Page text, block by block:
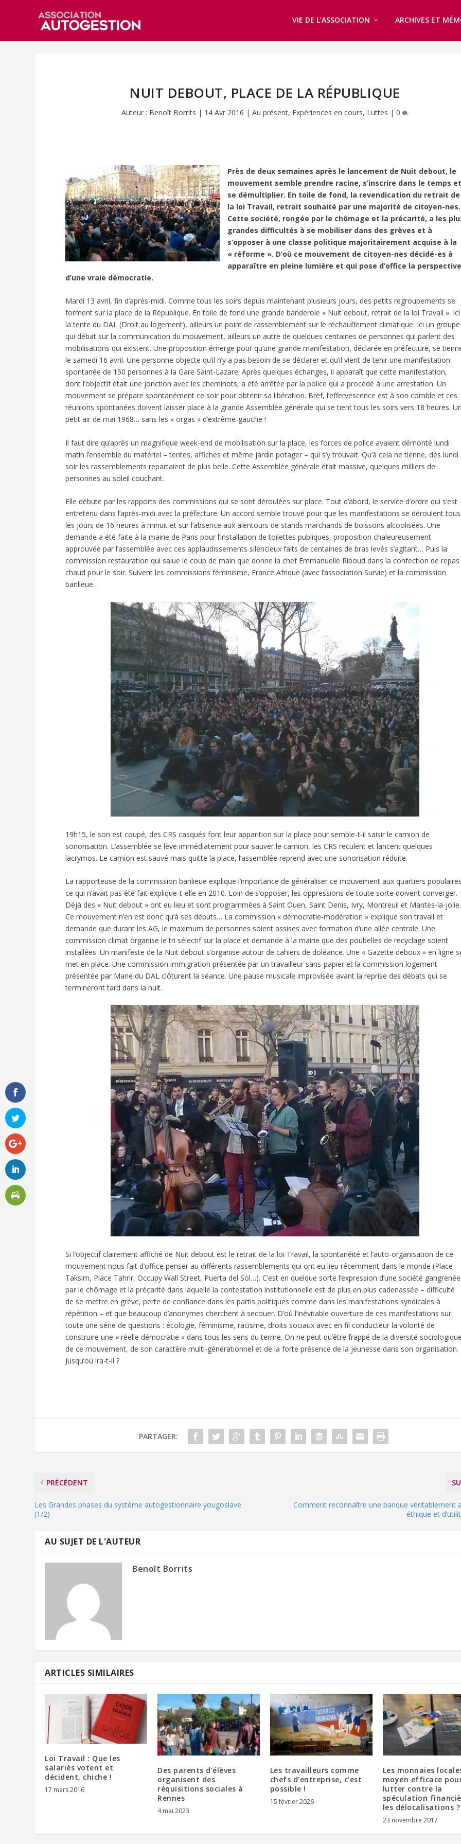
VIE DE L’ASSOCIATION ARCHIVES ET
NUIT DEBOUT, PLACE DE LA RÉPUBLIQUE
Auteur : Benoît Borrits | 14 Avr 2016 | Au présent, Expériences en cours, Luttes | 0
Près de deux semaines après le lancement de Nuit debout, le
mouvement semble prendre racine, s’inscrire dans le temps
se démultiplier. En toile de fond, la revendication du retrait de
la loi Travail, retrait souhaité par une majorité de citoyen-nes.
Cette société, rongée par le chômage et la précarité, a les
grandes difficultés à se mobiliser dans des grèves et à
s’opposer à une classe politique majoritairement acquise à la
« réforme ». D’où ce mouvement de citoyen-nes décidé-es à
apparaître en pleine lumière et qui pose d’office la
d’une vraie démocratie.
Mardi 13 avril, fin d’après-midi. Comme tous les soirs depuis maintenant plusieurs jours, des petits regroupements se
forment sur la place de la République. En toile de fond une grande banderole « Nuit debout, retrait de la loi Travail ». Ici
la tente du DAL (Droit au logement), ailleurs un point de rassemblement sur le réchauffement climatique. Ici un groupe
qui débat sur la communication du mouvement, ailleurs un autre de quelques centaines de personnes qui parlent des
mobilisations qui existent. Une proposition émerge pour qu’une grande manifestation, déclarée en préfecture, se
le samedi 16 avril. Une personne objecte qu’il n’y a pas besoin de se déclarer et qu’il vient de tenir une manifestation
spontanée de 150 personnes à la Gare Saint-Lazare. Après quelques échanges, il apparaît que cette manifestation,
dont l’objectif était une jonction avec les cheminots, a été arrêtée par la police qui a procédé à une arrestation. Un
mouvement se prépare spontanément ce soir pour obtenir sa libération. Bref, l’effervescence est à son comble et ces
réunions spontanées doivent laisser place à la grande Assemblée générale qui se tient tous les soirs vers 18 heures.
petit air de mai 1968… sans les « orgas » d’extrême-gauche !
Il faut dire qu’après un magnifique week-end de mobilisation sur la place, les forces de police avaient démonté lundi
matin l’ensemble du matériel – tentes, affiches et même jardin potager – qui s’y trouvait. Qu’à cela ne tienne, dès lundi
soir les rassemblements repartaient de plus belle. Cette Assemblée générale était massive, quelques milliers de
personnes au soleil couchant.
Elle débute par les rapports des commissions qui se sont déroulées sur place. Tout d’abord, le service d’ordre qui s’est
entretenu dans l’après-midi avec la préfecture. Un accord semble trouvé pour que les manifestations se déroulent tous
les jours de 16 heures à minuit et sur l’absence aux alentours de stands marchands de boissons alcoolisées. Une
demande a été faite à la mairie de Paris pour l’installation de toilettes publiques, proposition chaleureusement
approuvée par l’assemblée avec ces applaudissements silencieux faits de centaines de bras levés s’agitant… Puis la
commission restauration qui salue le coup de main que donne la chef Emmanuelle Riboud dans la confection de repas
chaud pour le soir. Suivent les commissions féminisme, France Afrique (avec l’association Survie) et la commission
banlieue…
19h15, le son est coupé, des CRS casqués font leur apparition sur la place pour semble-t-il saisir le camion de
sonorisation. L’assemblée se lève immédiatement pour sauver le camion, les CRS reculent et lancent quelques
lacrymos. Le camion est sauvé mais quitte la place, l’assemblée reprend avec une sonorisation réduite.
La rapporteuse de la commission banlieue explique l’importance de généraliser ce mouvement aux quartiers
ce qui n’avait pas été fait explique-t-elle en 2010. Loin de s’opposer, les oppressions de toute sorte doivent converger.
Déjà des « Nuit debout » ont eu lieu et sont programmées à Saint Ouen, Saint Denis, Ivry, Montreuil et Mantes-la-jolie.
Ce mouvement n’en est donc qu’à ses débuts… La commission « démocratie-modération » explique son travail et
demande que durant les AG, le maximum de personnes soient assises avec formation d’une allée centrale. Une
commission climat organise le tri sélectif sur la place et demande à la mairie que des poubelles de recyclage soient
installées. Un manifeste de la Nuit debout s’organise autour de cahiers de doléance. Une « Gazette deboux » en ligne
met en place. Une commission immigration présentée par un travailleur sans-papier et la commission logement
présentée par Marie du DAL clôturent la séance. Une pause musicale improvisée avant la reprise des débats qui se
termineront tard dans la nuit.
Si l’objectif clairement affiché de Nuit debout est le retrait de la loi Travail, la spontanéité et l’auto-organisation de ce
mouvement nous fait d’office penser au différents rassemblements qui ont eu lieu récemment dans le monde (Place
Taksim, Place Tahrir, Occupy Wall Street, Puerta del Sol…). C’est en quelque sorte l’expression d’une société gangrenée
par le chômage et la précarité dans laquelle la contestation institutionnelle est de plus en plus cadenassée – difficulté
de se mettre en grève, perte de confiance dans les partis politiques comme dans les manifestations syndicales à
répétition – et que beaucoup d’anonymes cherchent à secouer. D’où l’inévitable ouverture de ces manifestations sur
toute une série de questions : écologie, féminisme, racisme, droits sociaux avec en fil conducteur la volonté de
construire une « réelle démocratie » dans tous les sens du terme. On ne peut qu’être frappé de la diversité
de ce mouvement, de son caractère multi-générationnel et de la forte présence de la jeunesse dans son organisation.
Jusqu’où ira-t-il ?
PARTAGER:
PRÉCÉDENT
Les Grandes phases du système autogestionnaire yougoslave
(1/2)
Comment reconnaître une banque véritablement
éthique et
AU SUJET DE L'AUTEUR
Benoît Borrits
ARTICLES SIMILAIRES
Loi Travail : Que les
salariés votent et
décident, chiche !
17 mars 2016
Des parents d’élèves
organisent des
réquisitions sociales à
Rennes
4 mai 2023
Les travailleurs comme
chefs d’entreprise, c’est
possible !
15 février 2026
Les monnaies
moyen efficace
lutter contre la
spéculation
les délocalisations ?
23 novembre 2017